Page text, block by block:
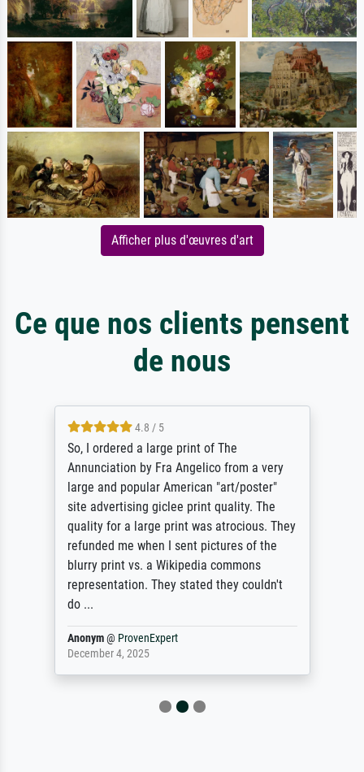
Afficher plus d'œuvres d'art
Ce que nos clients pensent
de nous
4.8 / 5
So, I ordered a large print of The
Annunciation by Fra Angelico from a very
large and popular American "art/poster"
site advertising giclee print quality. The
quality for a large print was atrocious. They
refunded me when I sent pictures of the
blurry print vs. a Wikipedia commons
representation. They stated they couldn't
do ...
Anonym@ ProvenExpert
December 4, 2025